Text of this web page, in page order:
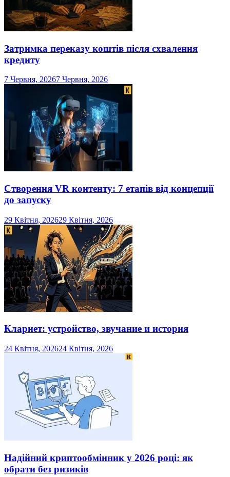
Затримка переказу коштів після схвалення
кредиту
7 Червня, 20267 Червня, 2026
Створення VR контенту: 7 етапів від концепції
до запуску
29 Квітня, 202629 Квітня, 2026
Кларнет: устройство, звучание и история
24 Квітня, 202624 Квітня, 2026
Надійний криптообмінник у 2026 році: як
обрати без ризиків